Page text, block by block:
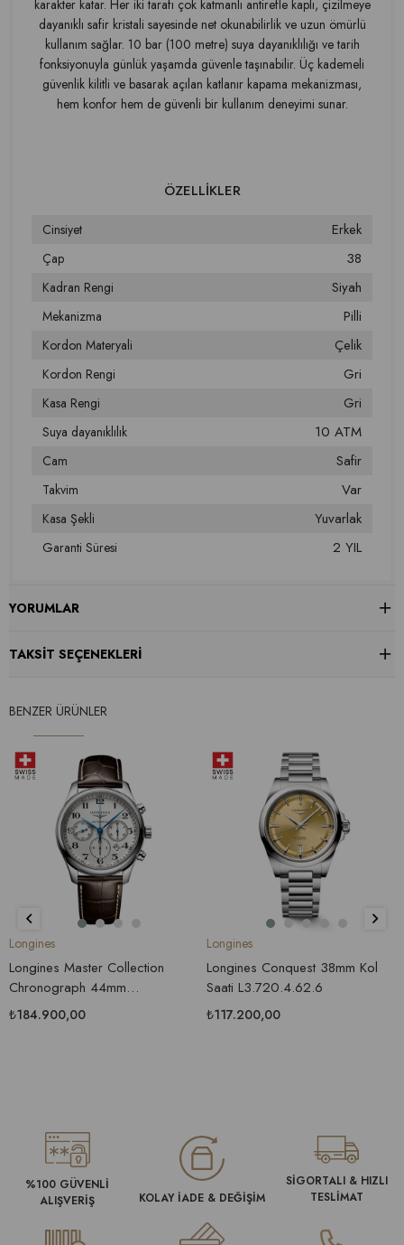
karakter katar. Her iki tarafı çok katmanlı antirefle kaplı, çizilmeye
dayanıklı safir kristali sayesinde net okunabilirlik ve uzun ömürlü
kullanım sağlar. 10 bar (100 metre) suya dayanıklılığı ve tarih
fonksiyonuyla günlük yaşamda güvenle taşınabilir. Üç kademeli
güvenlik kilitli ve basarak açılan katlanır kapama mekanizması,
hem konfor hem de güvenli bir kullanım deneyimi sunar.
Cinsiyet Erkek
Çap 38
Kadran Rengi Siyah
Mekanizma Pilli
Kordon Materyali Çelik
Kordon Rengi Gri
Kasa Rengi Gri
Suya dayanıklılık 10 ATM
Cam Safir
Takvim Var
Kasa Şekli Yuvarlak
Garanti Süresi 2 YIL
YORUMLAR
TAKSIT SEÇENEKLERI
BENZER ÜRÜNLER
Longines
Longines Master Collection
Chronograph 44mm
L2.859.4.78.3 Erkek Saati
₺184.900,00
Longines
Longines Conquest 38mm Kol
Saati L3.720.4.62.6
₺117.200,00
%100 GÜVENLİ
ALIŞVERİŞ
KOLAY İADE & DEĞİŞİM
SİGORTALI & HIZLI
TESLİMAT